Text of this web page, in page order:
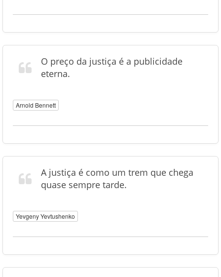
O preço da justiça é a publicidade
eterna.
Arnold Bennett
A justiça é como um trem que chega
quase sempre tarde.
Yevgeny Yevtushenko